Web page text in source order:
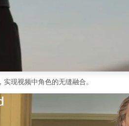
现视频中角色的无缝融合。